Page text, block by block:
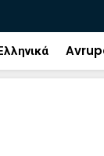
sonra